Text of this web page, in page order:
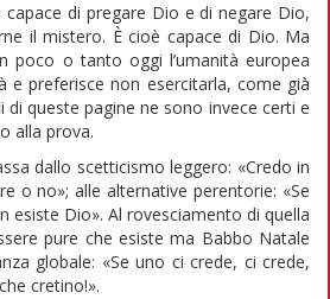
capace di pregare Dio e di negare Dio,
il mistero. È cioè capace di Dio. Ma
poco o tanto oggi l’umanità europea
e preferisce non esercitarla, come già
di queste pagine ne sono invece certi e
alla prova.
dallo scetticismo leggero: «Credo in
o no»; alle alternative perentorie: «Se
esiste Dio». Al rovesciamento di quella
pure che esiste ma Babbo Natale
globale: «Se uno ci crede, ci crede,
cretino!».